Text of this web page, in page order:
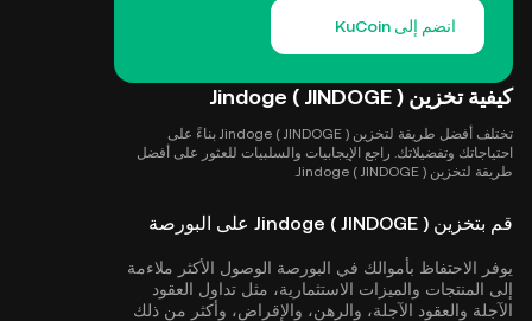
انضم إلى KuCoin
كيفية تخزين Jindoge ( JINDOGE )
تختلف أفضل طريقة لتخزين Jindoge ( JINDOGE ) بناءً على
احتياجاتك وتفضيلاتك. راجع الإيجابيات والسلبيات للعثور على أفضل
طريقة لتخزين Jindoge ( JINDOGE ).
قم بتخزين Jindoge ( JINDOGE ) على البورصة
يوفر الاحتفاظ بأموالك في البورصة الوصول الأكثر ملاءمة
إلى المنتجات والميزات الاستثمارية، مثل تداول العقود
الآجلة والعقود الآجلة، والرهن، والإقراض، وأكثر من ذلك